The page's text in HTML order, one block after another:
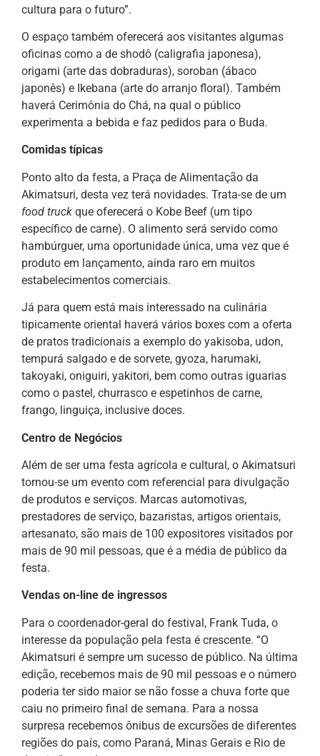
cultura para o futuro”.
O espaço também oferecerá aos visitantes algumas
oficinas como a de shodô (caligrafia japonesa),
origami (arte das dobraduras), soroban (ábaco
japonês) e Ikebana (arte do arranjo floral). Também
haverá Cerimônia do Chá, na qual o público
experimenta a bebida e faz pedidos para o Buda.
Comidas típicas
Ponto alto da festa, a Praça de Alimentação da
Akimatsuri, desta vez terá novidades. Trata-se de um
food truck que oferecerá o Kobe Beef (um tipo
específico de carne). O alimento será servido como
hambúrguer, uma oportunidade única, uma vez que é
produto em lançamento, ainda raro em muitos
estabelecimentos comerciais.
Já para quem está mais interessado na culinária
tipicamente oriental haverá vários boxes com a oferta
de pratos tradicionais a exemplo do yakisoba, udon,
tempurá salgado e de sorvete, gyoza, harumaki,
takoyaki, oniguiri, yakitori, bem como outras iguarias
como o pastel, churrasco e espetinhos de carne,
frango, linguiça, inclusive doces.
Centro de Negócios
Além de ser uma festa agrícola e cultural, o Akimatsuri
tornou-se um evento com referencial para divulgação
de produtos e serviços. Marcas automotivas,
prestadores de serviço, bazaristas, artigos orientais,
artesanato, são mais de 100 expositores visitados por
mais de 90 mil pessoas, que é a média de público da
festa.
Vendas on-line de ingressos
Para o coordenador-geral do festival, Frank Tuda, o
interesse da população pela festa é crescente. “O
Akimatsuri é sempre um sucesso de público. Na última
edição, recebemos mais de 90 mil pessoas e o número
poderia ter sido maior se não fosse a chuva forte que
caiu no primeiro final de semana. Para a nossa
surpresa recebemos ônibus de excursões de diferentes
regiões do país, como Paraná, Minas Gerais e Rio de